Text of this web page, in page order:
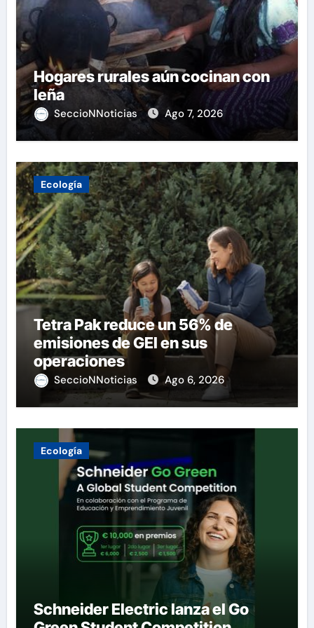
Hogares rurales aún cocinan con
leña
SeccioNNoticias Ago 7, 2026
Ecología
Tetra Pak reduce un 56% de
emisiones de GEI en sus
operaciones
SeccioNNoticias Ago 6, 2026
Ecología
Schneider Electric lanza el Go